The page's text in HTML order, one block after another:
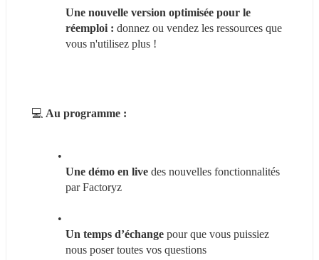
Une nouvelle version optimisée pour le
réemploi : donnez ou vendez les ressources que
vous n'utilisez plus !
💻 Au programme :
Une démo en live des nouvelles fonctionnalités
par Factoryz
Un temps d’échange pour que vous puissiez
nous poser toutes vos questions